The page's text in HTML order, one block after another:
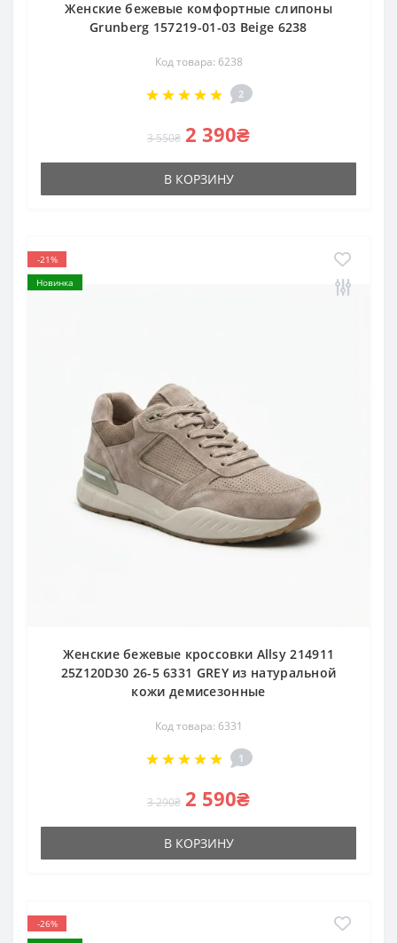
Женские бежевые комфортные слипоны
Grunberg 157219-01-03 Beige 6238
Код товара: 6238
2
3 550₴ 2 390₴
В КОРЗИНУ
-21%
Новинка
Женские бежевые кроссовки Allsy 214911
25Z120D30 26-5 6331 GREY из натуральной
кожи демисезонные
Код товара: 6331
1
3 290₴ 2 590₴
В КОРЗИНУ
-26%